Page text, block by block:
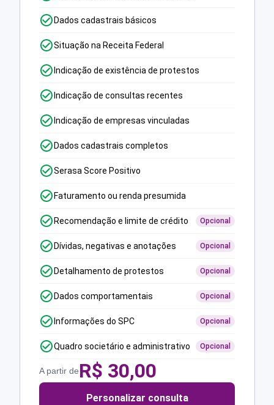
Dados cadastrais básicos
Situação na Receita Federal
Indicação de existência de protestos
Indicação de consultas recentes
Indicação de empresas vinculadas
Dados cadastrais completos
Serasa Score Positivo
Faturamento ou renda presumida
Recomendação e limite de crédito Opcional
Dívidas, negativas e anotações Opcional
Detalhamento de protestos Opcional
Dados comportamentais Opcional
Informações do SPC Opcional
Quadro societário e administrativo Opcional
A partir deR$ 30,00
Personalizar consulta